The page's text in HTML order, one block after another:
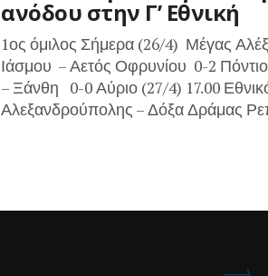
ανόδου στην Γ’ Εθνική
1ος όμιλος Σήμερα (26/4) Μέγας
Ιάσμου – Αετός Οφρυνίου 0-2
– Ξάνθη 0-0 Αύριο (27/4) 17.00
Αλεξανδρούπολης – Δόξα Δράμας